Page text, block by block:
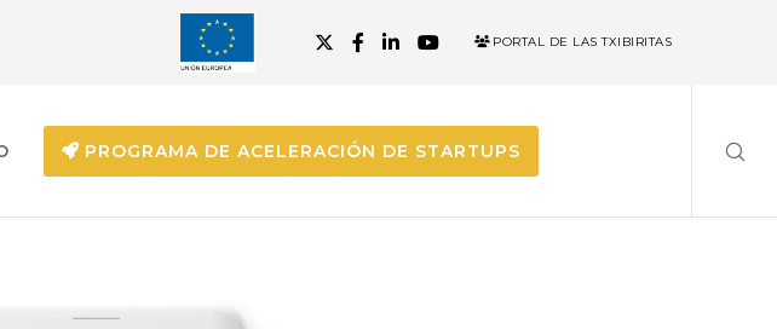
PORTAL DE LAS TXIBIRITAS
PROGRAMA DE ACELERACIÓN DE STARTUPS